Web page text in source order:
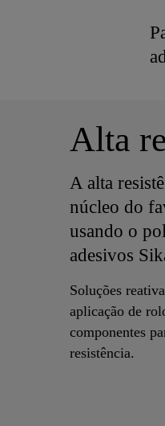
Alta
A alta
núcleo do
usando o
adesivos
Soluções
aplicação de
componentes
resistência.